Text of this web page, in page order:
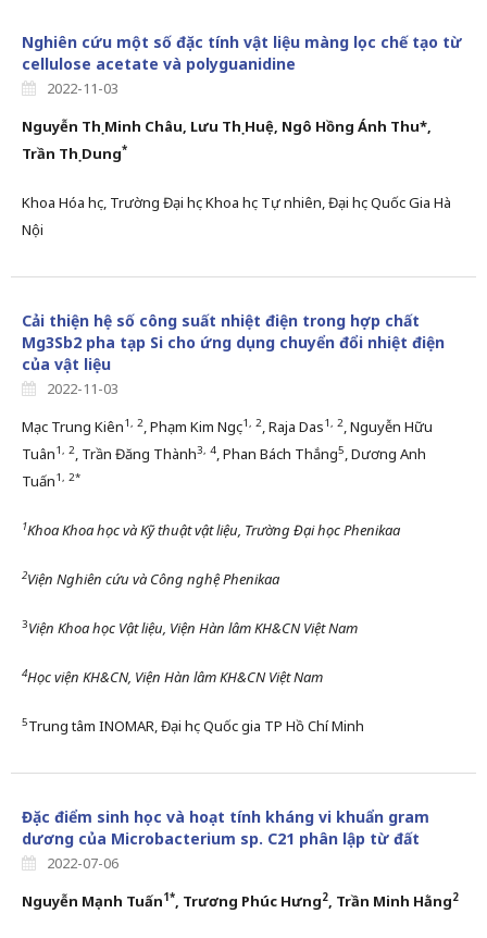
Nghiên cứu một số đặc tính vật liệu màng lọc chế tạo từ
cellulose acetate và polyguanidine
2022-11-03
Nguyễn Thị Minh Châu, Lưu Thị Huệ, Ngô Hồng Ánh Thu*,
Trần Thị Dung*
Khoa Hóa học, Trường Đại học Khoa học Tự nhiên, Đại học Quốc Gia Hà
Nội
Cải thiện hệ số công suất nhiệt điện trong hợp chất
Mg3Sb2 pha tạp Si cho ứng dụng chuyển đổi nhiệt điện
của vật liệu
2022-11-03
Mạc Trung Kiên1, 2, Phạm Kim Ngọc1, 2, Raja Das1, 2, Nguyễn Hữu
Tuân1, 2, Trần Đăng Thành3, 4, Phan Bách Thắng5, Dương Anh
Tuấn1, 2*
1Khoa Khoa học và Kỹ thuật vật liệu, Trường Đại học Phenikaa
2Viện Nghiên cứu và Công nghệ Phenikaa
3Viện Khoa học Vật liệu, Viện Hàn lâm KH&CN Việt Nam
4Học viện KH&CN, Viện Hàn lâm KH&CN Việt Nam
5Trung tâm INOMAR, Đại học Quốc gia TP Hồ Chí Minh
Đặc điểm sinh học và hoạt tính kháng vi khuẩn gram
dương của Microbacterium sp. C21 phân lập từ đất
2022-07-06
Nguyễn Mạnh Tuấn1*, Trương Phúc Hưng2, Trần Minh Hằng2